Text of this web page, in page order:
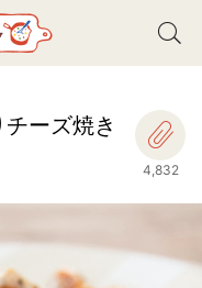
ーズ焼き
4,832